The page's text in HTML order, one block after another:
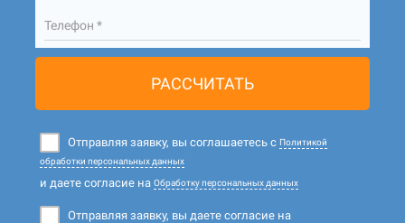
Телефон *
РАССЧИТАТЬ
Отправляя заявку, вы соглашаетесь с Политикой
обработки персональных данных
и даете согласие на Обработку персональных данных
Отправляя заявку, вы даете согласие на